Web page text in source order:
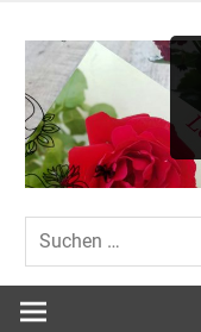
Inhalt
springen